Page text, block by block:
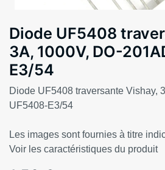
Diode UF5408
3A, 1000V, DO-
E3/54
Diode UF5408 traversante Vishay,
UF5408-E3/54
Les images sont fournies à titre
Voir les caractéristiques du produit